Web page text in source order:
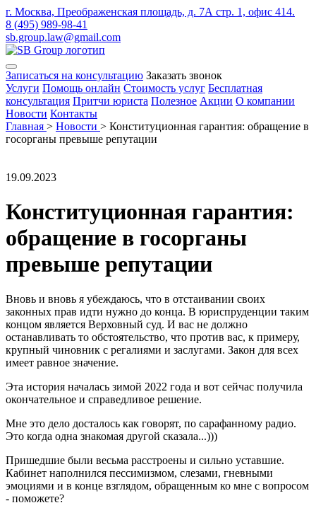
г. Москва, Преображенская площадь, д. 7А стр. 1, офис 414.
8 (495) 989-98-41
sb.group.law@gmail.com
Записаться на консультацию Заказать звонок
Услуги Помощь онлайн Стоимость услуг Бесплатная
консультация Притчи юриста Полезное Акции О компании
Новости Контакты
Главная > Новости > Конституционная гарантия: обращение в
госорганы превыше репутации
19.09.2023
Конституционная гарантия:
обращение в госорганы
превыше репутации
Вновь и вновь я убеждаюсь, что в отстаивании своих
законных прав идти нужно до конца. В юриспруденции таким
концом является Верховный суд. И вас не должно
останавливать то обстоятельство, что против вас, к примеру,
крупный чиновник с регалиями и заслугами. Закон для всех
имеет равное значение.
Эта история началась зимой 2022 года и вот сейчас получила
окончательное и справедливое решение.
Мне это дело досталось как говорят, по сарафанному радио.
Это когда одна знакомая другой сказала...)))
Пришедшие были весьма расстроены и сильно уставшие.
Кабинет наполнился пессимизмом, слезами, гневными
эмоциями и в конце взглядом, обращенным ко мне с вопросом
- поможете?